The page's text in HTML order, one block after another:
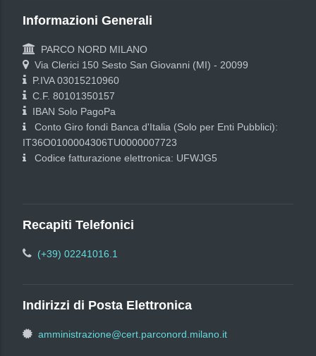
Informazioni Generali
PARCO NORD MILANO
Via Clerici 150 Sesto San Giovanni (MI) - 20099
P.IVA 03015210960
C.F. 80101350157
IBAN Solo PagoPa
Conto Giro fondi Banca d'Italia (Solo per Enti Pubblici):
IT36O0100004306TU0000007723
Codice fatturazione elettronica: UFWJG5
Recapiti Telefonici
(+39) 02241016.1
Indirizzi di Posta Elettronica
amministrazione@cert.parconord.milano.it